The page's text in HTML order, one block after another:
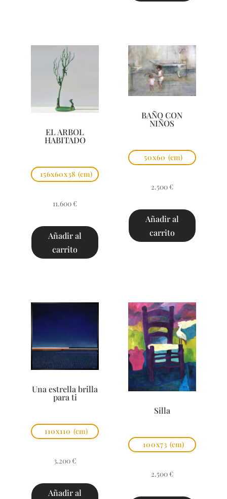
EL ARBOL
HABITADO
156x60x38 (cm)
11.600 €
Añadir al
carrito
BAÑO CON
NIÑOS
50x60 (cm)
2.500 €
Añadir al
carrito
Una estrella brilla
para ti
110x110 (cm)
3.200 €
Añadir al
Silla
100x73 (cm)
2.500 €